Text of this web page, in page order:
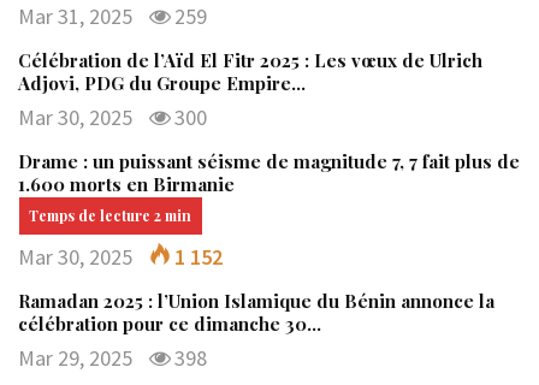
Mar 31, 2025 259
Célébration de l’Aïd El Fitr 2025 : Les vœux de Ulrich
Adjovi, PDG du Groupe Empire…
Mar 30, 2025 300
Drame : un puissant séisme de magnitude 7, 7 fait plus de
1.600 morts en Birmanie
Mar 30, 2025 1 152
Ramadan 2025 : l’Union Islamique du Bénin annonce la
célébration pour ce dimanche 30…
Mar 29, 2025 398